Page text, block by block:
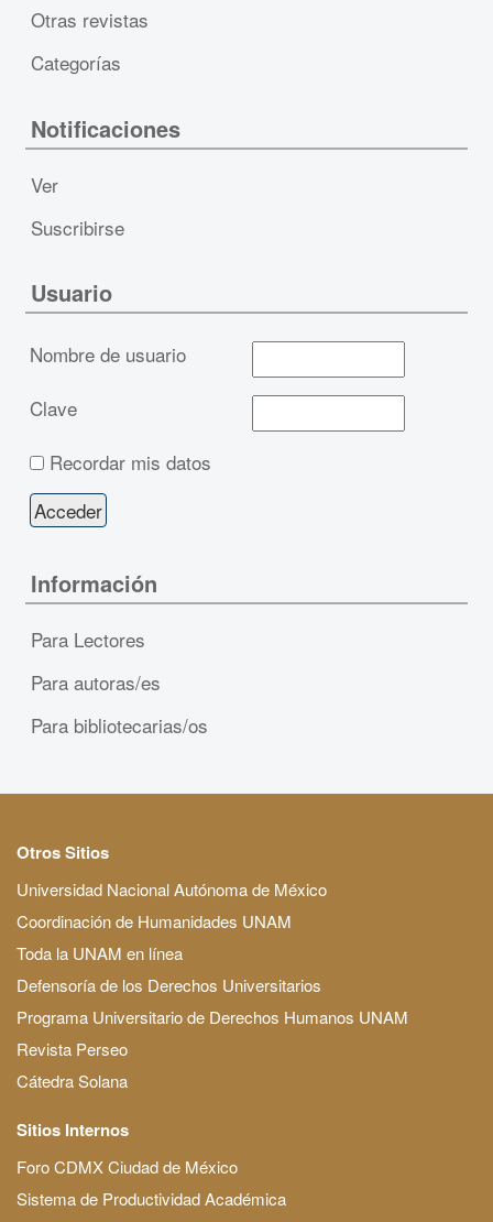
Otras revistas
Categorías
Notificaciones
Ver
Suscribirse
Usuario
Nombre de usuario
Clave
Recordar mis datos
Información
Para Lectores
Para autoras/es
Para bibliotecarias/os
Otros Sitios
Universidad Nacional Autónoma de México
Coordinación de Humanidades UNAM
Toda la UNAM en línea
Defensoría de los Derechos Universitarios
Programa Universitario de Derechos Humanos UNAM
Revista Perseo
Cátedra Solana
Sitios Internos
Foro CDMX Ciudad de México
Sistema de Productividad Académica